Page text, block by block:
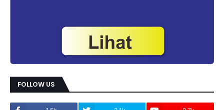
FOLLOW US